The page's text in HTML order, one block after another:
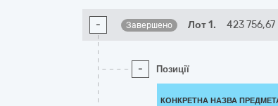
- Завершено Лот 1. 423 756,67
- Позиції
КОНКРЕТНА НАЗВА